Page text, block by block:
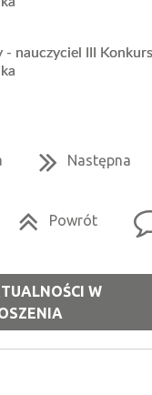
- nauczyciel III
Następna
Powrót
W